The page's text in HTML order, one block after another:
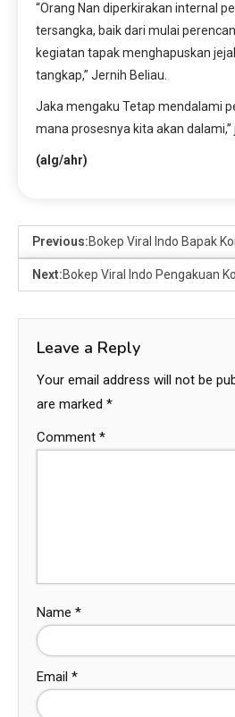
“Orang Nan diperkirakan internal
tersangka, baik dari mulai
kegiatan tapak menghapuskan
tangkap,” Jernih Beliau.
Jaka mengaku Tetap mendalami
mana prosesnya kita akan dalami,”
(alg/ahr)
Previous:Bokep Viral Indo Bapak
Next:Bokep Viral Indo Pengakuan
Leave a Reply
Your email address will not be
are marked *
Comment *
Name *
Email *